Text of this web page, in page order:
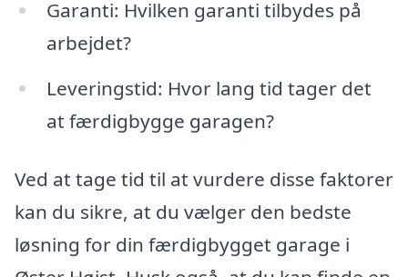
Garanti: Hvilken garanti tilbydes på
arbejdet?
Leveringstid: Hvor lang tid tager det
at færdigbygge garagen?
Ved at tage tid til at vurdere disse faktorer
kan du sikre, at du vælger den bedste
løsning for din færdigbygget garage i